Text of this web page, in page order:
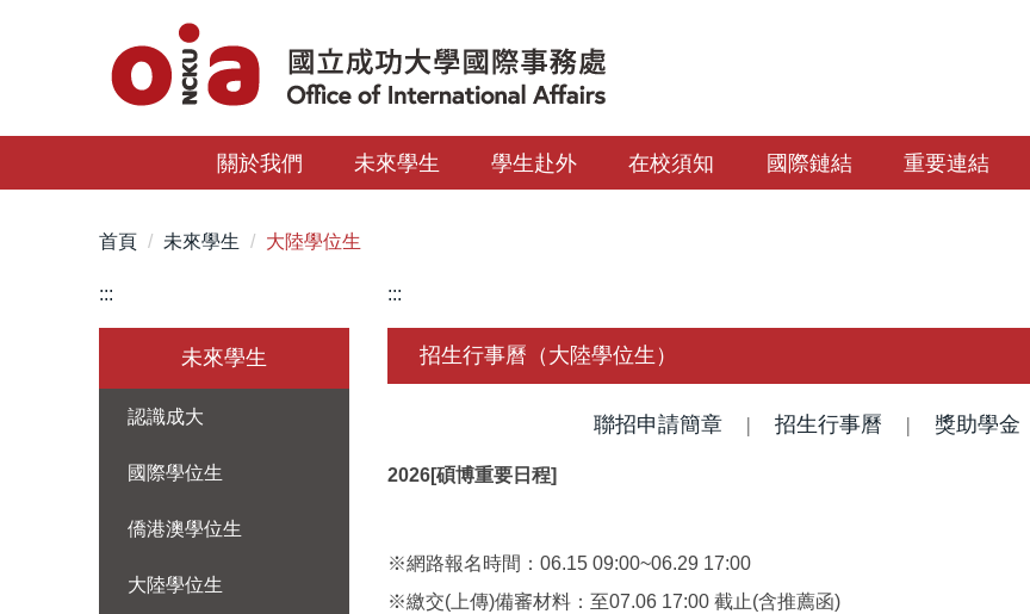
內
區
關於我們 未來學生 學生赴外 在校須知 國際鏈結 重要連結
首頁 未來學生 大陸學位生
:::
未來學生
認識成大
國際學位生
僑港澳學位生
大陸學位生
:::
招生行事曆（大陸學位生）
聯招申請簡章| 招生行事曆 | 獎助學金
2026[碩博重要日程]
※網路報名時間：06.15 09:00~06.29 17:00
※繳交(上傳)備審材料：至07.06 17:00 截止(含推薦函)